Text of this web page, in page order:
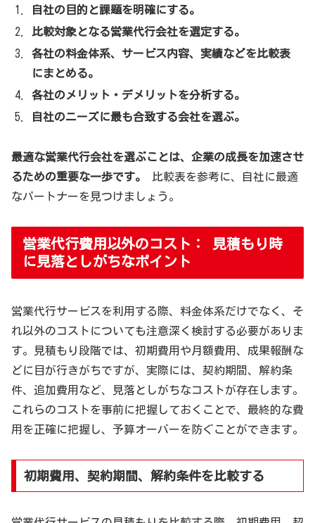
自社の目的と課題を明確にする。
比較対象となる営業代行会社を選定する。
各社の料金体系、サービス内容、実績などを比較表
にまとめる。
各社のメリット・デメリットを分析する。
自社のニーズに最も合致する会社を選ぶ。
最適な営業代行会社を選ぶことは、企業の成長を加速させ
るための重要な一歩です。
比較表を参考に、自社に最適
なパートナーを見つけましょう。
営業代行費用以外のコスト： 見積もり時
に見落としがちなポイント
営業代行サービスを利用する際、料金体系だけでなく、そ
れ以外のコストについても注意深く検討する必要がありま
す。見積もり段階では、初期費用や月額費用、成果報酬な
どに目が行きがちですが、実際には、契約期間、解約条
件、追加費用など、見落としがちなコストが存在します。
これらのコストを事前に把握しておくことで、最終的な費
用を正確に把握し、予算オーバーを防ぐことができます。
初期費用、契約期間、解約条件を比較する